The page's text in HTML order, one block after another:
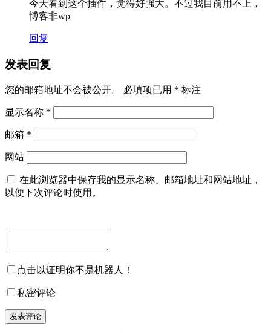
今天看到这个插件，觉得好强大。不过我目前用不上，
博客非wp
回复
发表回复
您的邮箱地址不会被公开。 必填项已用 * 标注
显示名称 *
邮箱 *
网站
在此浏览器中保存我的显示名称、邮箱地址和网站地址，
以便下次评论时使用。
点击以证明你不是机器人！
私密评论